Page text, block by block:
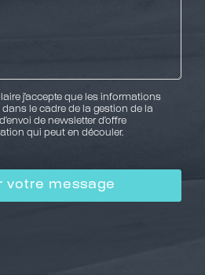
j’accepte que les informations
le cadre de la gestion de la
de newsletter d’offre
qui peut en découler.